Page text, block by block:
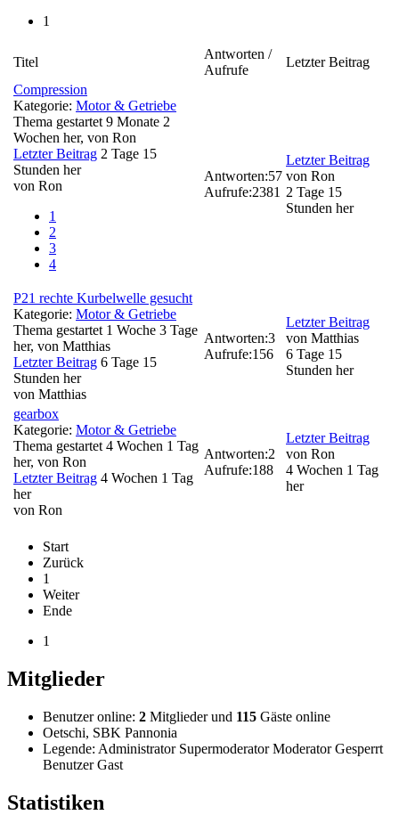
1
Titel
Antworten /
Aufrufe
Letzter Beitrag
Compression
Kategorie: Motor & Getriebe
Thema gestartet 9 Monate 2
Wochen her, von Ron
Letzter Beitrag 2 Tage 15
Stunden her
von Ron
1
2
3
4
Antworten:57
Aufrufe:2381
Letzter Beitrag
von Ron
2 Tage 15
Stunden her
P21 rechte Kurbelwelle gesucht
Kategorie: Motor & Getriebe
Thema gestartet 1 Woche 3 Tage
her, von Matthias
Letzter Beitrag 6 Tage 15
Stunden her
von Matthias
Antworten:3
Aufrufe:156
Letzter Beitrag
von Matthias
6 Tage 15
Stunden her
gearbox
Kategorie: Motor & Getriebe
Thema gestartet 4 Wochen 1 Tag
her, von Ron
Letzter Beitrag 4 Wochen 1 Tag
her
von Ron
Antworten:2
Aufrufe:188
Letzter Beitrag
von Ron
4 Wochen 1 Tag
her
Start
Zurück
1
Weiter
Ende
1
Mitglieder
Benutzer online: 2 Mitglieder und 115 Gäste online
Oetschi, SBK Pannonia
Legende: Administrator SupermoderatorModeratorGesperrt
BenutzerGast
Statistiken